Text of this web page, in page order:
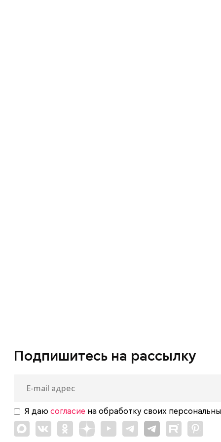
Сквозной эфир
Стихотворцы Победы
Подпишитесь на рассылку
Я даю согласие на обработку своих